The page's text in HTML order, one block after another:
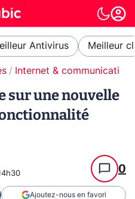
Antivirus Meilleur
Internet & communication
sur une nouvelle
0
Ajoutez-nous en favori